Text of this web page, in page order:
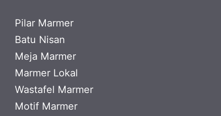
Pilar Marmer
Batu Nisan
Meja Marmer
Marmer Lokal
Wastafel Marmer
Motif Marmer